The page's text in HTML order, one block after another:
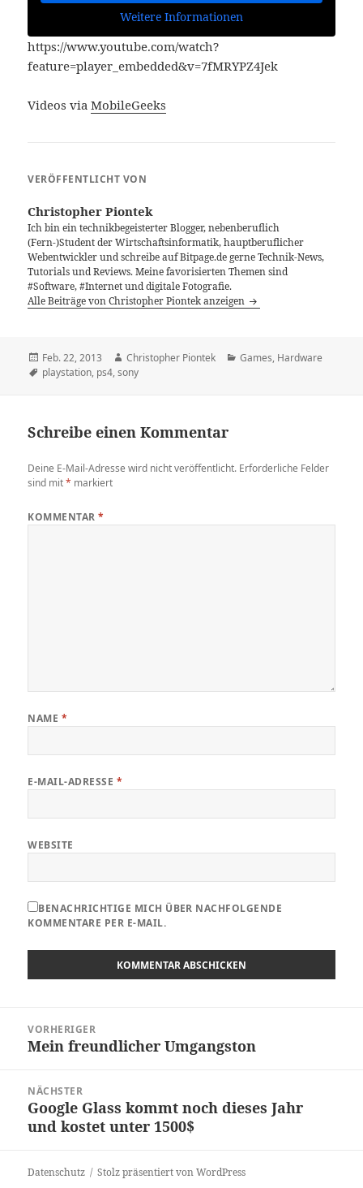
Weitere Informationen
https://www.youtube.com/watch?
feature=player_embedded&v=7fMRYPZ4Jek
Videos viaMobileGeeks
VERÖFFENTLICHT VON
Christopher Piontek
Ich bin ein technikbegeisterter Blogger, nebenberuflich
(Fern-)Student der Wirtschaftsinformatik, hauptberuflicher
Webentwickler und schreibe auf Bitpage.de gerne Technik-News,
Tutorials und Reviews. Meine favorisierten Themen sind
#Software, #Internet und digitale Fotografie.
Alle Beiträge von Christopher Piontek anzeigen
Veröffentlicht
am
Feb. 22, 2013 Autor
Christopher Piontek Kategorien
Games, Hardware
Schlagwörter
playstation, ps4,sony
Schreibe einen Kommentar
Deine E-Mail-Adresse wird nicht veröffentlicht. Erforderliche Felder
sind mit* markiert
KOMMENTAR*
NAME *
E-MAIL-ADRESSE *
WEBSITE
BENACHRICHTIGE MICH ÜBER NACHFOLGENDE
KOMMENTARE PER E-MAIL.
VORHERIGER
Vorheriger
Mein freundlicher Umgangston
NÄCHSTER
Nächster
Beitrag:
Google Glass kommt noch dieses Jahr
und kostet unter 1500$
Datenschutz Stolz präsentiert von WordPress